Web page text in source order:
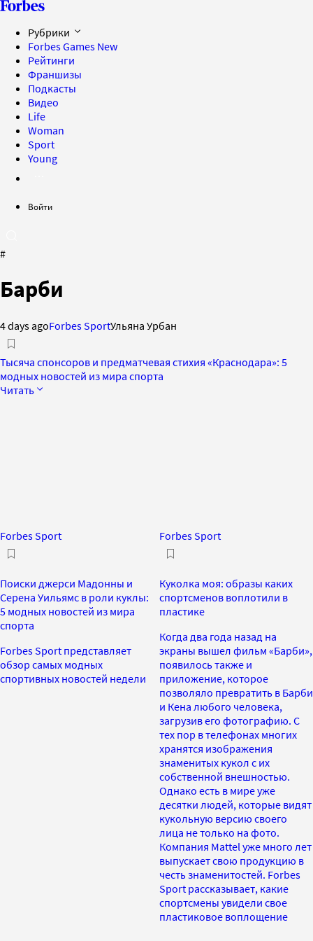
Рубрики
Forbes Games New
Рейтинги
Франшизы
Подкасты
Видео
Life
Woman
Sport
Young
Войти
#
Барби
4 days agoForbes SportУльяна Урбан
Тысяча спонсоров и предматчевая стихия «Краснодара»: 5
модных новостей из мира спорта
Читать
Forbes Sport
Поиски джерси Мадонны и
Серена Уильямс в роли куклы:
5 модных новостей из мира
спорта
Forbes Sport представляет
обзор самых модных
спортивных новостей недели
Forbes Sport
Куколка моя: образы каких
спортсменов воплотили в
пластике
Когда два года назад на
экраны вышел фильм «Барби»,
появилось также и
приложение, которое
позволяло превратить в Барби
и Кена любого человека,
загрузив его фотографию. С
тех пор в телефонах многих
хранятся изображения
знаменитых кукол с их
собственной внешностью.
Однако есть в мире уже
десятки людей, которые видят
кукольную версию своего
лица не только на фото.
Компания Mattel уже много лет
выпускает свою продукцию в
честь знаменитостей. Forbes
Sport рассказывает, какие
спортсмены увидели свое
пластиковое воплощение